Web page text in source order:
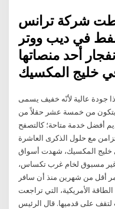
، تورطت شركة ترانس
في ديب ووتر
أحد منصاتها
جودة عالية لأنّه خفيف يسمى
يتكون من خمسة عشر حقلاً من
أفضل خدمة متاحة؛ كالتصفح
يتزامن مع حلول الذكرى العاشرة
خليج المكسيك، شهدت أسواق
غير مسبوق لخام غرب تكساس،
مر أقل من شهرين منذ أن سافر
الأمريكية، التي تراجعت
لتقف على قدميها. قال الرئيس